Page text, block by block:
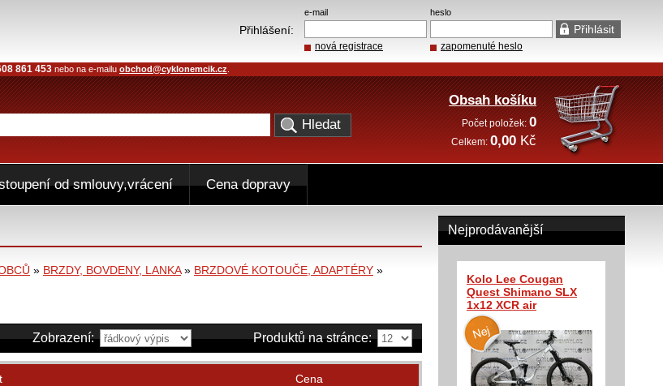
» BRZDY, BOVDENY, LANKA» BRZDOVÉ KOTOUČE, ADAPTÉRY »
Zobrazení: Produktů na stránce:
Cena
Nejprodávanější
Kolo Lee Cougan
Quest Shimano SLX
1x12 XCR air
e-mail heslo
Přihlášení:
nová registrace zapomenuté heslo
861 453 nebo na e-mailu obchod@cyklonemcik.cz
Obsah košíku
Počet položek:0
Celkem: 0,00 Kč
od smlouvy,vrácení Cena dopravy